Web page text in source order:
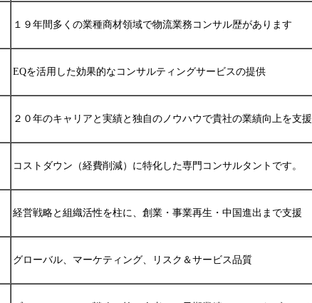
１９年間多くの業種商材領域で物流業務コンサル歴があります
EQを活用した効果的なコンサルティングサービスの提供
２０年のキャリアと実績と独自のノウハウで貴社の業績向上を支援
コストダウン（経費削減）に特化した専門コンサルタントです。
経営戦略と組織活性を柱に、創業・事業再生・中国進出まで支援
グローバル、マーケティング、リスク＆サービス品質